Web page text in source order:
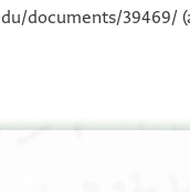
documents/39469/